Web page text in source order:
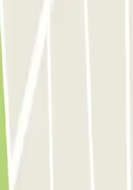
P4 Longue Durée
Aéroport Beauvais
Parclick.
dans les parkings à